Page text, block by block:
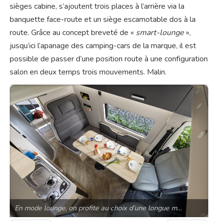
sièges cabine, s’ajoutent trois places à l’arrière via la
banquette face-route et un siège escamotable dos à la
route. Grâce au concept breveté de « smart-lounge »,
jusqu’ici l’apanage des camping-cars de la marque, il est
possible de passer d’une position route à une configuration
salon en deux temps trois mouvements. Malin.
En mode lounge, on profite au choix d’une longue m…